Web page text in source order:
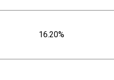
16.20%